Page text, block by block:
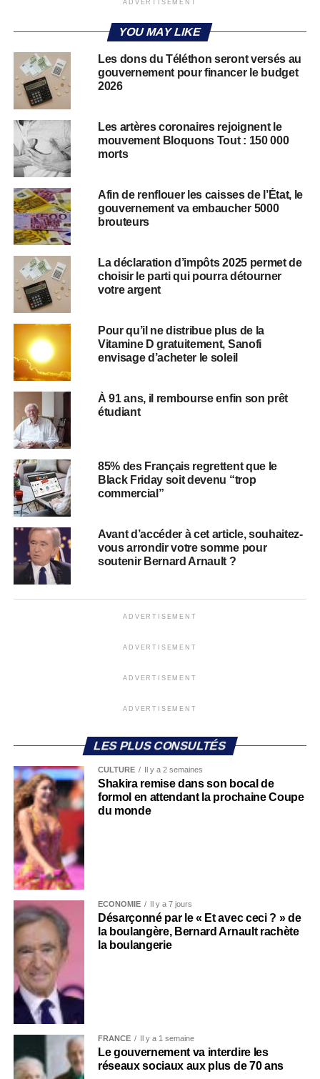
ADVERTISEMENT
YOU MAY LIKE
Les dons du Téléthon seront versés au
gouvernement pour financer le budget
2026
Les artères coronaires rejoignent le
mouvement Bloquons Tout : 150 000
morts
Afin de renflouer les caisses de l’État, le
gouvernement va embaucher 5000
brouteurs
La déclaration d’impôts 2025 permet de
choisir le parti qui pourra détourner
votre argent
Pour qu’il ne distribue plus de la
Vitamine D gratuitement, Sanofi
envisage d’acheter le soleil
À 91 ans, il rembourse enfin son prêt
étudiant
85% des Français regrettent que le
Black Friday soit devenu “trop
commercial”
Avant d’accéder à cet article, souhaitez-
vous arrondir votre somme pour
soutenir Bernard Arnault ?
ADVERTISEMENT
ADVERTISEMENT
ADVERTISEMENT
ADVERTISEMENT
LES PLUS CONSULTÉS
CULTURE Il y a 2 semaines
Shakira remise dans son bocal de
formol en attendant la prochaine Coupe
du monde
ECONOMIE Il y a 7 jours
Désarçonné par le « Et avec ceci ? » de
la boulangère, Bernard Arnault rachète
la boulangerie
FRANCE Il y a 1 semaine
Le gouvernement va interdire les
réseaux sociaux aux plus de 70 ans